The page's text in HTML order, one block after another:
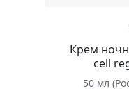
Крем
cell
50 мл